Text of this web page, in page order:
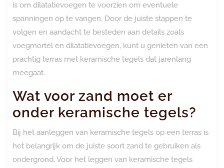
is om dilatatievoegen te voorzien om eventuele
spanningen op te vangen. Door de juiste stappen te
volgen en aandacht te besteden aan details zoals
voegmortel en dilatatievoegen, kunt u genieten van een
prachtig terras met keramische tegels dat jarenlang
meegaat.
Wat voor zand moet er
onder keramische tegels?
Bij het aanleggen van keramische tegels op een terras is
het belangrijk om de juiste soort zand te gebruiken als
ondergrond. Voor het leggen van keramische tegels